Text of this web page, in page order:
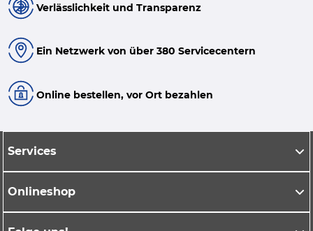
Verlässlichkeit und Transparenz
Ein Netzwerk von über 380 Servicecentern
Online bestellen, vor Ort bezahlen
Services
Onlineshop